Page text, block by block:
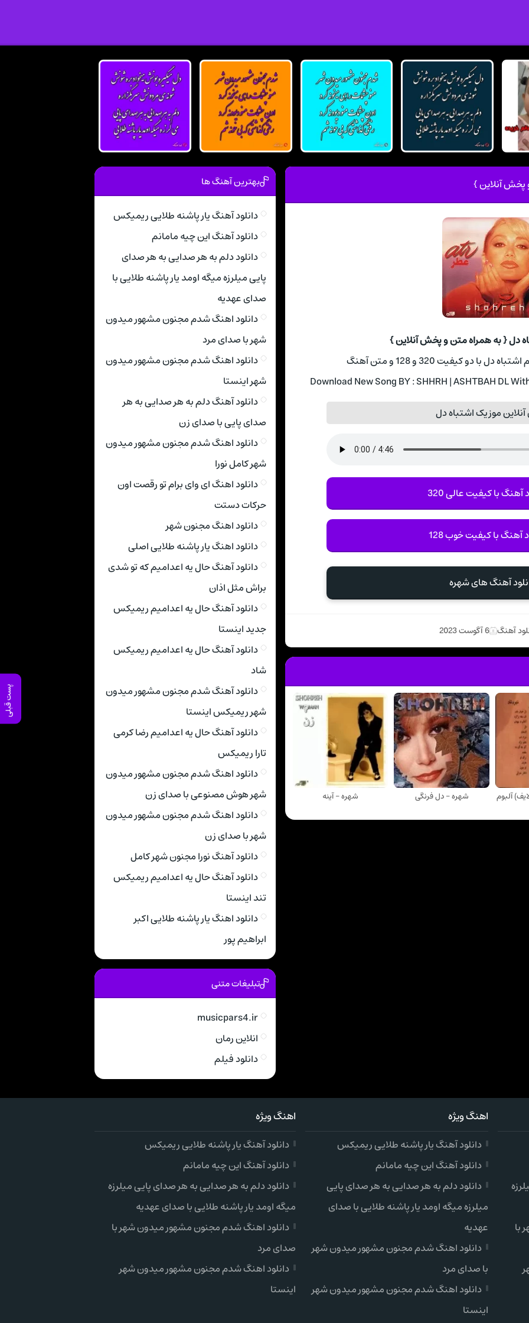
پست قبلی
پخش آنلاین }
دل { به همراه متن و پخش آنلاین }
دو کیفیت 320 و 128 و متن آهنگ
Download New Song BY : SHHRH | ASHTBAH DL
موزیک اشتباه دل
آهنگ با کیفیت عالی 320
آهنگ با کیفیت خوب 128
آهنگ های شهره
آهنگ 6 آگوست 2023
آلبوم
شهره - دل فرنگی شهره - آینه
بهترین آهنگ ها
دانلود آهنگ یار پاشنه طلایی ریمیکس
دانلود آهنگ این چیه مامانم
دانلود دلم به هر صدایی به هر صدای
پایی میلرزه میگه اومد یار پاشنه طلایی با
صدای عهدیه
دانلود اهنگ شدم مجنون مشهور میدون
شهر با صدای مرد
دانلود اهنگ شدم مجنون مشهور میدون
شهر اینستا
دانلود آهنگ دلم به هر صدایی به هر
صدای پایی با صدای زن
دانلود اهنگ شدم مجنون مشهور میدون
شهر کامل نورا
دانلود اهنگ ای وای برام تو رقصت اون
حرکات دستت
دانلود اهنگ مجنون شهر
دانلود اهنگ یار پاشنه طلایی اصلی
دانلود آهنگ حال یه اعدامیم که تو شدی
براش مثل اذان
دانلود آهنگ حال یه اعدامیم ریمیکس
جدید اینستا
دانلود آهنگ حال یه اعدامیم ریمیکس
شاد
دانلود آهنگ شدم مجنون مشهور میدون
شهر ریمیکس اینستا
دانلود آهنگ حال یه اعدامیم رضا کرمی
تارا ریمیکس
دانلود اهنگ شدم مجنون مشهور میدون
شهر هوش مصنوعی با صدای زن
دانلود اهنگ شدم مجنون مشهور میدون
شهر با صدای زن
دانلود آهنگ نورا مجنون شهر کامل
دانلود آهنگ حال یه اعدامیم ریمیکس
تند اینستا
دانلود اهنگ یار پاشنه طلایی اکبر
ابراهیم پور
تبلیغات متنی
musicpars4.ir
انلاین رمان
دانلود فیلم
با
اهنگ ویژه
دانلود آهنگ یار پاشنه طلایی ریمیکس
دانلود آهنگ این چیه مامانم
دانلود دلم به هر صدایی به هر صدای پایی
میلرزه میگه اومد یار پاشنه طلایی با صدای
عهدیه
دانلود اهنگ شدم مجنون مشهور میدون شهر
با صدای مرد
دانلود اهنگ شدم مجنون مشهور میدون شهر
اینستا
اهنگ ویژه
دانلود آهنگ یار پاشنه طلایی ریمیکس
دانلود آهنگ این چیه مامانم
دانلود دلم به هر صدایی به هر صدای پایی میلرزه
میگه اومد یار پاشنه طلایی با صدای عهدیه
دانلود اهنگ شدم مجنون مشهور میدون شهر با
صدای مرد
دانلود اهنگ شدم مجنون مشهور میدون شهر
اینستا